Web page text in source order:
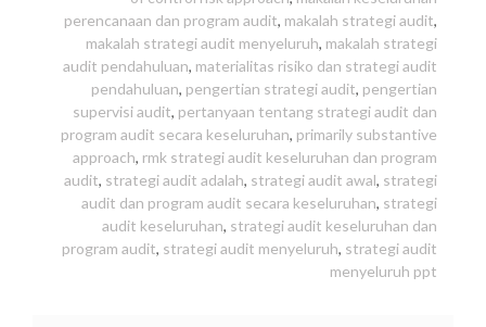
perencanaan dan program audit, makalah strategi audit,
makalah strategi audit menyeluruh, makalah strategi
audit pendahuluan, materialitas risiko dan strategi audit
pendahuluan, pengertian strategi audit, pengertian
supervisi audit, pertanyaan tentang strategi audit dan
program audit secara keseluruhan, primarily substantive
approach, rmk strategi audit keseluruhan dan program
audit, strategi audit adalah, strategi audit awal, strategi
audit dan program audit secara keseluruhan, strategi
audit keseluruhan, strategi audit keseluruhan dan
program audit, strategi audit menyeluruh, strategi audit
menyeluruh ppt